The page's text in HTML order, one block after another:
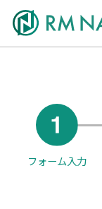
フォーム入力